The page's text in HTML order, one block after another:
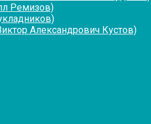
Ремизов)
Александрович Кустов)